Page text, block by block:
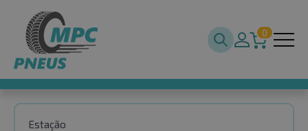
0
Estação